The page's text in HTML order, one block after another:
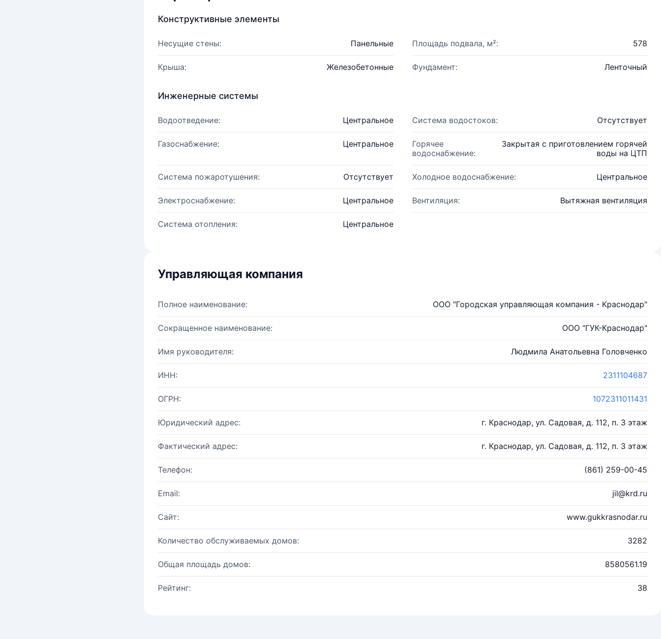
Конструктивные элементы
Несущие стены: Панельные Площадь подвала, м²: 578
Крыша: Железобетонные Фундамент: Ленточный
Инженерные системы
Водоотведение: Центральное Система водостоков: Отсутствует
Газоснабжение: Центральное
Горячее
водоснабжение:
Закрытая с приготовлением горячей
воды на ЦТП
Система пожаротушения: Отсутствует Холодное водоснабжение: Центральное
Электроснабжение: Центральное Вентиляция: Вытяжная вентиляция
Система отопления: Центральное
Управляющая компания
Полное наименование: ООО "Городская управляющая компания - Краснодар"
Сокращенное наименование: ООО "ГУК-Краснодар"
Имя руководителя: Людмила Анатольевна Головченко
ИНН: 2311104687
ОГРН: 1072311011431
Юридический адрес: г. Краснодар, ул. Садовая, д. 112, п. 3 этаж
Фактический адрес: г. Краснодар, ул. Садовая, д. 112, п. 3 этаж
Телефон: (861) 259-00-45
Email: jil@krd.ru
Сайт: www.gukkrasnodar.ru
Количество обслуживаемых домов: 3282
Общая площадь домов: 8580561.19
Рейтинг: 38